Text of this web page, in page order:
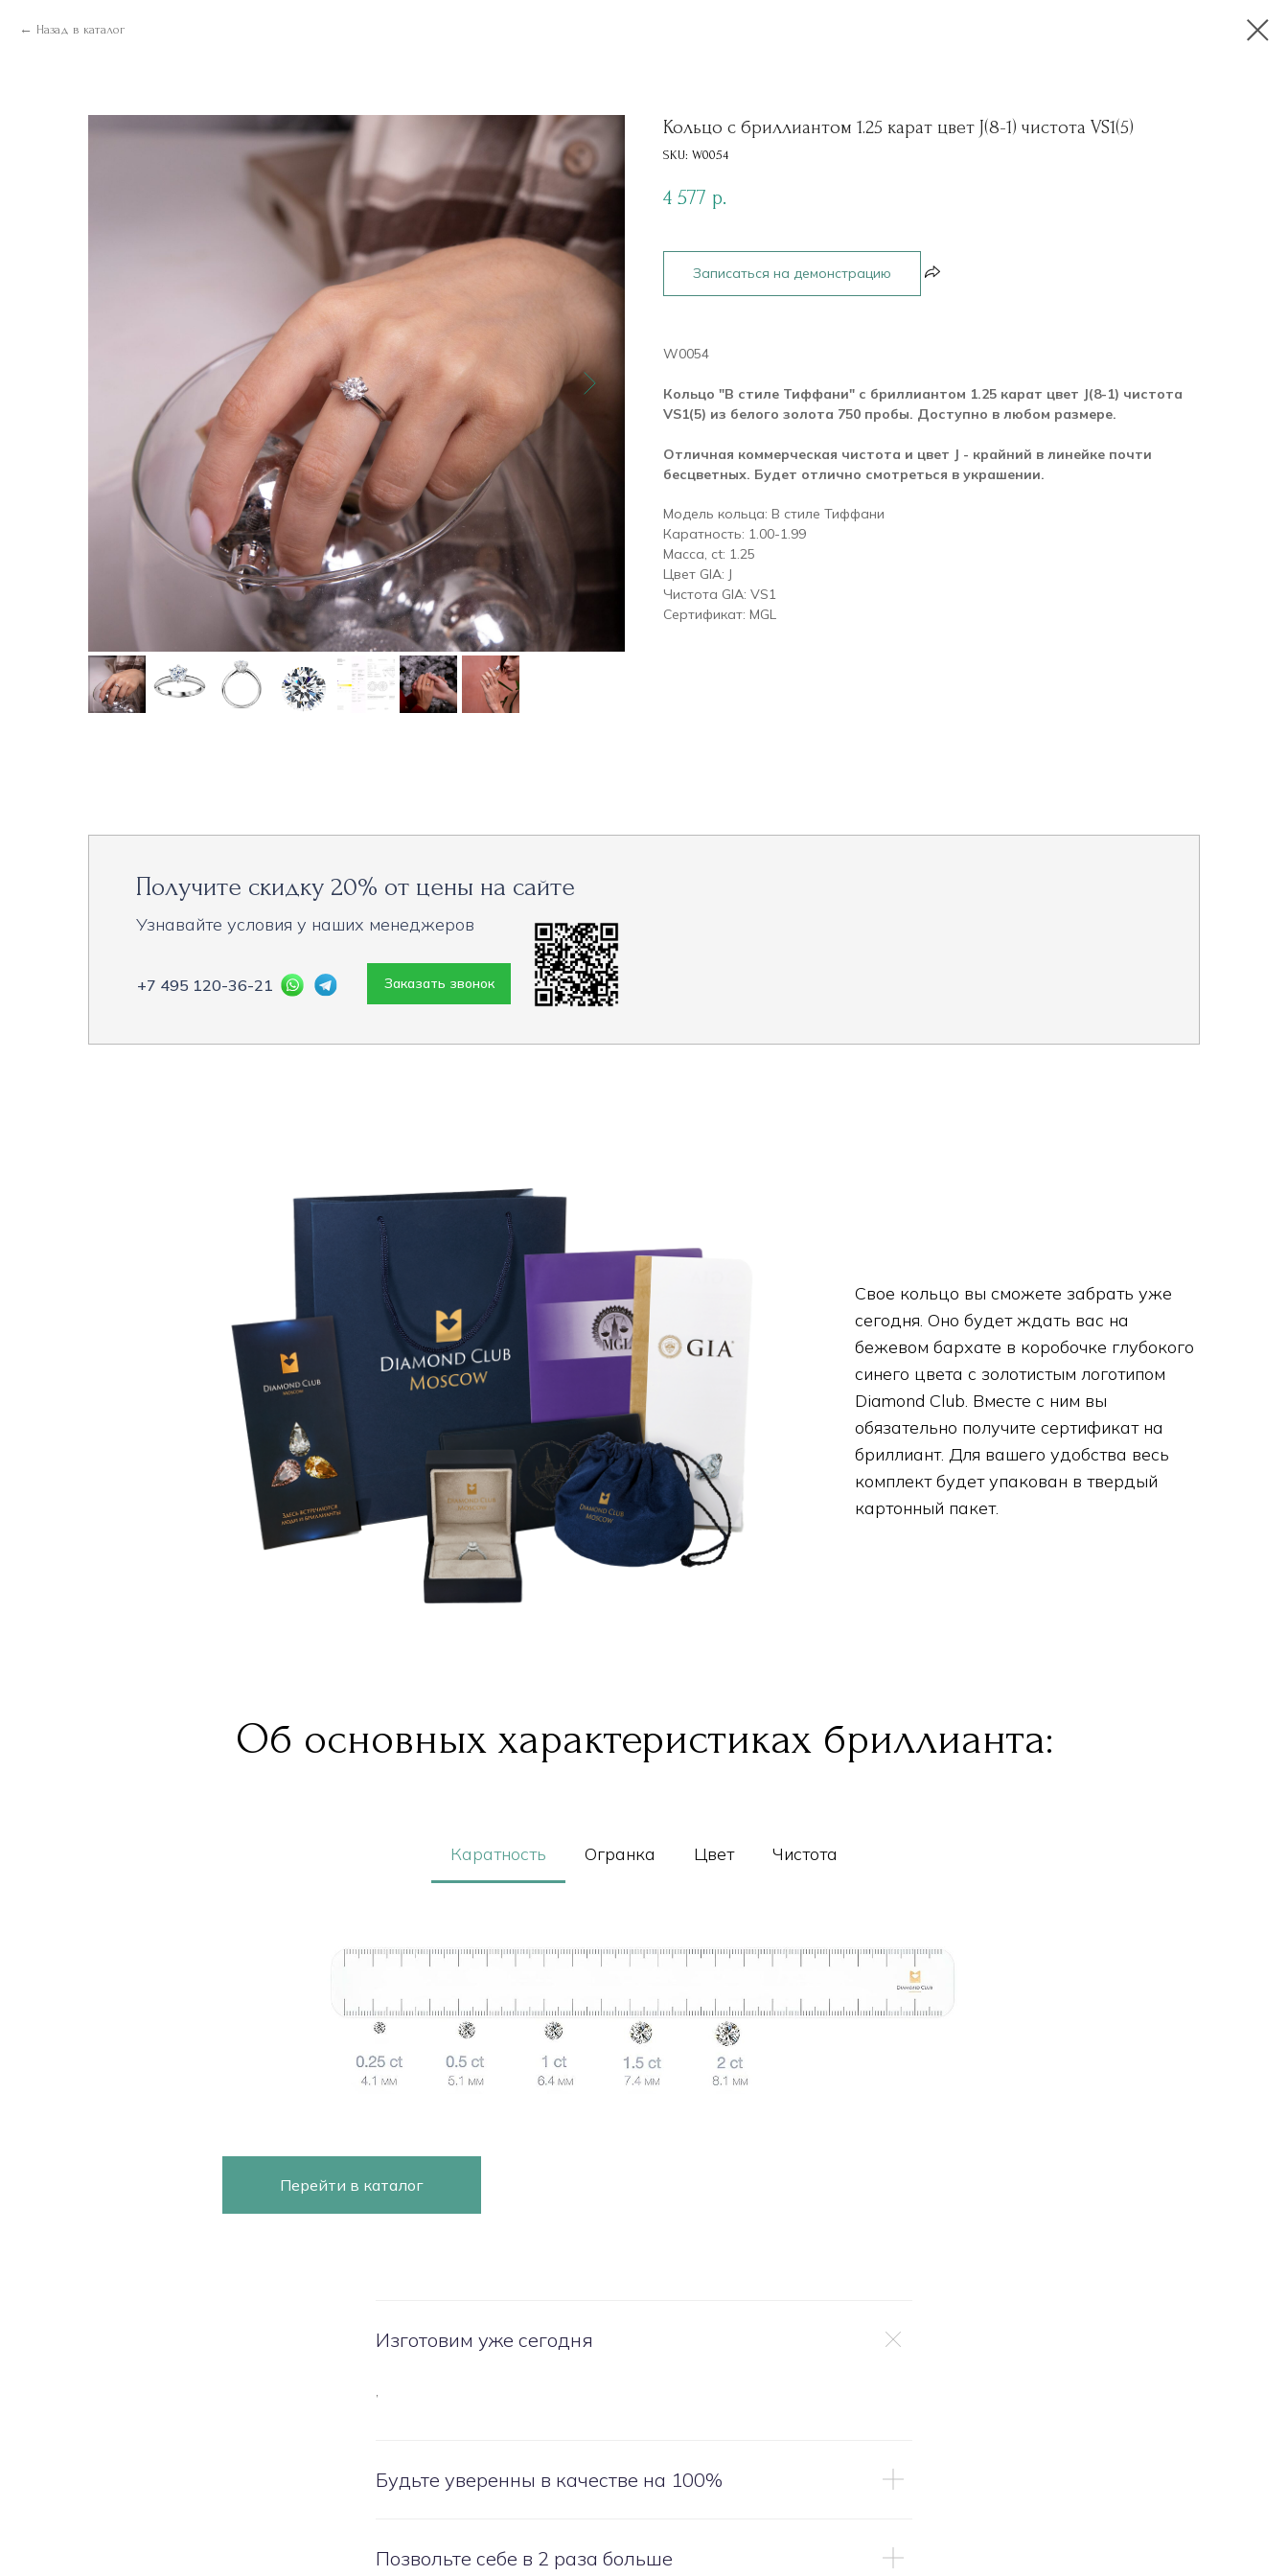
Назад в каталог
Кольцо с бриллиантом 1.25 карат цвет J(8-1) чистота VS1(5)
SKU: W0054
4 577 р.
Записаться на демонстрацию
W0054
Кольцо "В стиле Тиффани" с бриллиантом 1.25 карат цвет J(8-1) чистота
VS1(5) из белого золота 750 пробы. Доступно в любом размере.
Отличная коммерческая чистота и цвет J - крайний в линейке почти
бесцветных. Будет отлично смотреться в украшении.
Модель кольца: В стиле Тиффани
Каратность: 1.00-1.99
Масса, ct: 1.25
Цвет GIA: J
Чистота GIA: VS1
Сертификат: MGL
Получите скидку 20% от цены на сайте
Узнавайте условия у наших менеджеров
+7 495 120-36-21 Заказать звонок
Свое кольцо вы сможете забрать уже
сегодня. Оно будет ждать вас на
бежевом бархате в коробочке глубокого
синего цвета с золотистым логотипом
Diamond Club. Вместе с ним вы
обязательно получите сертификат на
бриллиант. Для вашего удобства весь
комплект будет упакован в твердый
картонный пакет.
Об основных характеристиках бриллианта:
Каратность Огранка Цвет Чистота
Перейти в каталог
Изготовим уже сегодня
Будьте уверенны в качестве на 100%
Позвольте себе в 2 раза больше